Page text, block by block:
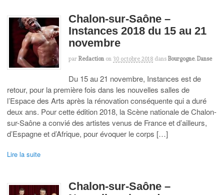
Chalon-sur-Saône –
Instances 2018 du 15 au 21
novembre
par Redaction on 30 octobre 2018 dans Bourgogne, Danse
Du 15 au 21 novembre, Instances est de
retour, pour la première fois dans les nouvelles salles de
l’Espace des Arts après la rénovation conséquente qui a duré
deux ans. Pour cette édition 2018, la Scène nationale de Chalon-
sur-Saône a convié des artistes venus de France et d’ailleurs,
d’Espagne et d’Afrique, pour évoquer le corps […]
Lire la suite
Chalon-sur-Saône –